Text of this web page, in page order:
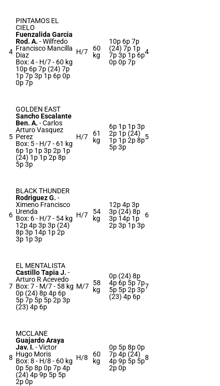
4
PINTAMOS EL
CIELO
Fuenzalida Garcia
Rod. A. -Wilfredo
Francisco Mancilla
Diaz
Box: 4 - H/7 - 60 kg
10p 6p 7p (24) 7p
1p 7p 3p 1p 6p 0p
0p 7p
H/7
60
kg
10p 6p 7p
(24) 7p 1p
7p 3p 1p 6p
0p 0p 7p
4
5
GOLDEN EAST
Sancho Escalante
Ben. A. -Carlos
Arturo Vasquez
Perez
Box: 5 - H/7 - 61 kg
6p 1p 1p 3p 2p 1p
(24) 1p 1p 2p 8p
5p 3p
H/7
61
kg
6p 1p 1p 3p
2p 1p (24)
1p 1p 2p 8p
5p 3p
5
6
BLACK THUNDER
Rodriguez G. -
Ximeno Francisco
Urenda
Box: 6 - H/7 - 54 kg
12p 4p 3p 3p (24)
8p 3p 14p 1p 2p
3p 1p 3p
H/7
54
kg
12p 4p 3p
3p (24) 8p
3p 14p 1p
2p 3p 1p 3p
6
7
EL MENTALISTA
Castillo Tapia J. -
Arturo R Acevedo
Box: 7 - M/7 - 58 kg
0p (24) 8p 4p 6p
5p 7p 5p 5p 2p 3p
(23) 4p 6p
M/7 58
kg
0p (24) 8p
4p 6p 5p 7p
5p 5p 2p 3p
(23) 4p 6p
7
8
MCCLANE
Guajardo Araya
Jav. I. -Victor
Hugo Moris
Box: 8 - H/8 - 60 kg
0p 5p 8p 0p 7p 4p
(24) 4p 9p 5p 5p
2p 0p
H/8
60
kg
0p 5p 8p 0p
7p 4p (24)
4p 9p 5p 5p
2p 0p
8